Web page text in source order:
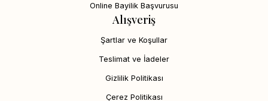
Online Bayilik Başvurusu
Alışveriş
Şartlar ve Koşullar
Teslimat ve İadeler
Gizlilik Politikası
Çerez Politikası